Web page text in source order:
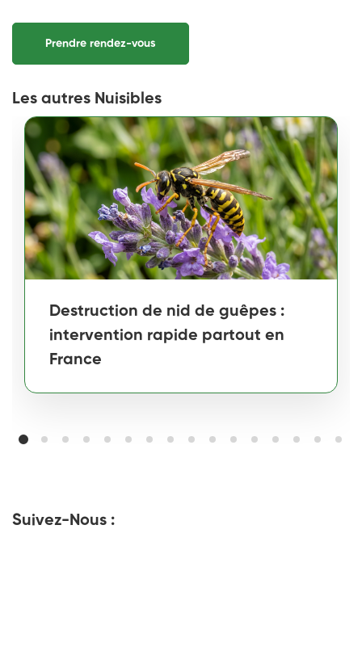
Prendre rendez-vous
Les autres Nuisibles
Destruction de nid de guêpes :
intervention rapide partout en
France
Suivez-Nous :